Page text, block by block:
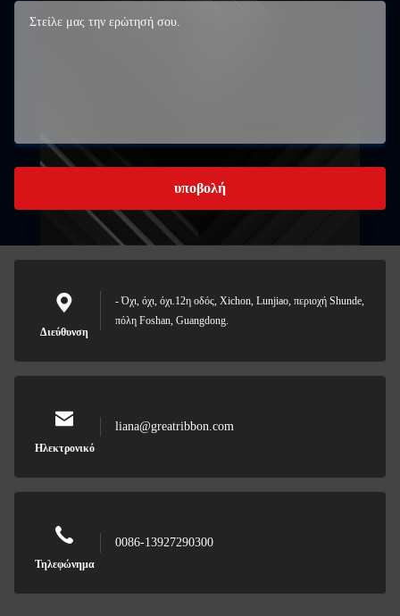
υποβολή
Διεύθυνση
- Όχι, όχι, όχι.12η οδός, Xichon, Lunjiao, περιοχή Shunde,
πόλη Foshan, Guangdong.
Ηλεκτρονικό
liana@greatribbon.com
Τηλεφώνημα
0086-13927290300